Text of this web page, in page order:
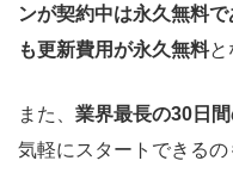
ンが契約中は永久無料
も更新費用が永久無料と
また、 業界最長の30日
気軽にスタートできる